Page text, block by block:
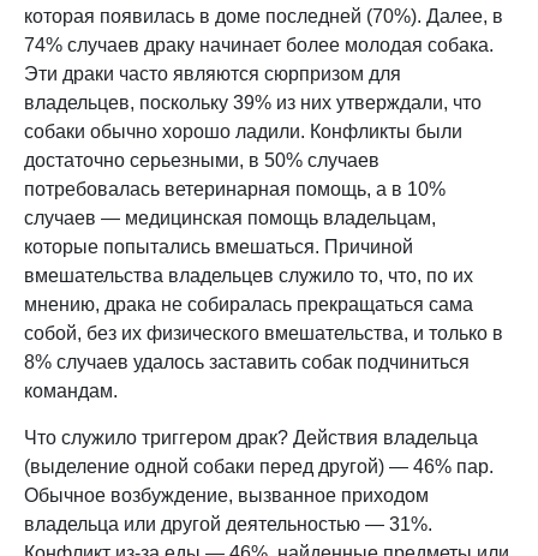
которая появилась в доме последней (70%). Далее, в
74% случаев драку начинает более молодая собака.
Эти драки часто являются сюрпризом для
владельцев, поскольку 39% из них утверждали, что
собаки обычно хорошо ладили. Конфликты были
достаточно серьезными, в 50% случаев
потребовалась ветеринарная помощь, а в 10%
случаев — медицинская помощь владельцам,
которые попытались вмешаться. Причиной
вмешательства владельцев служило то, что, по их
мнению, драка не собиралась прекращаться сама
собой, без их физического вмешательства, и только в
8% случаев удалось заставить собак подчиниться
командам.
Что служило триггером драк? Действия владельца
(выделение одной собаки перед другой) — 46% пар.
Обычное возбуждение, вызванное приходом
владельца или другой деятельностью — 31%.